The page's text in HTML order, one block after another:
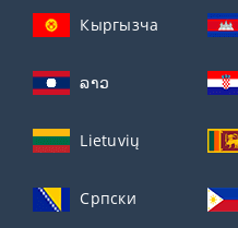
Кыргызча
ລາວ
Lietuvių
Српски